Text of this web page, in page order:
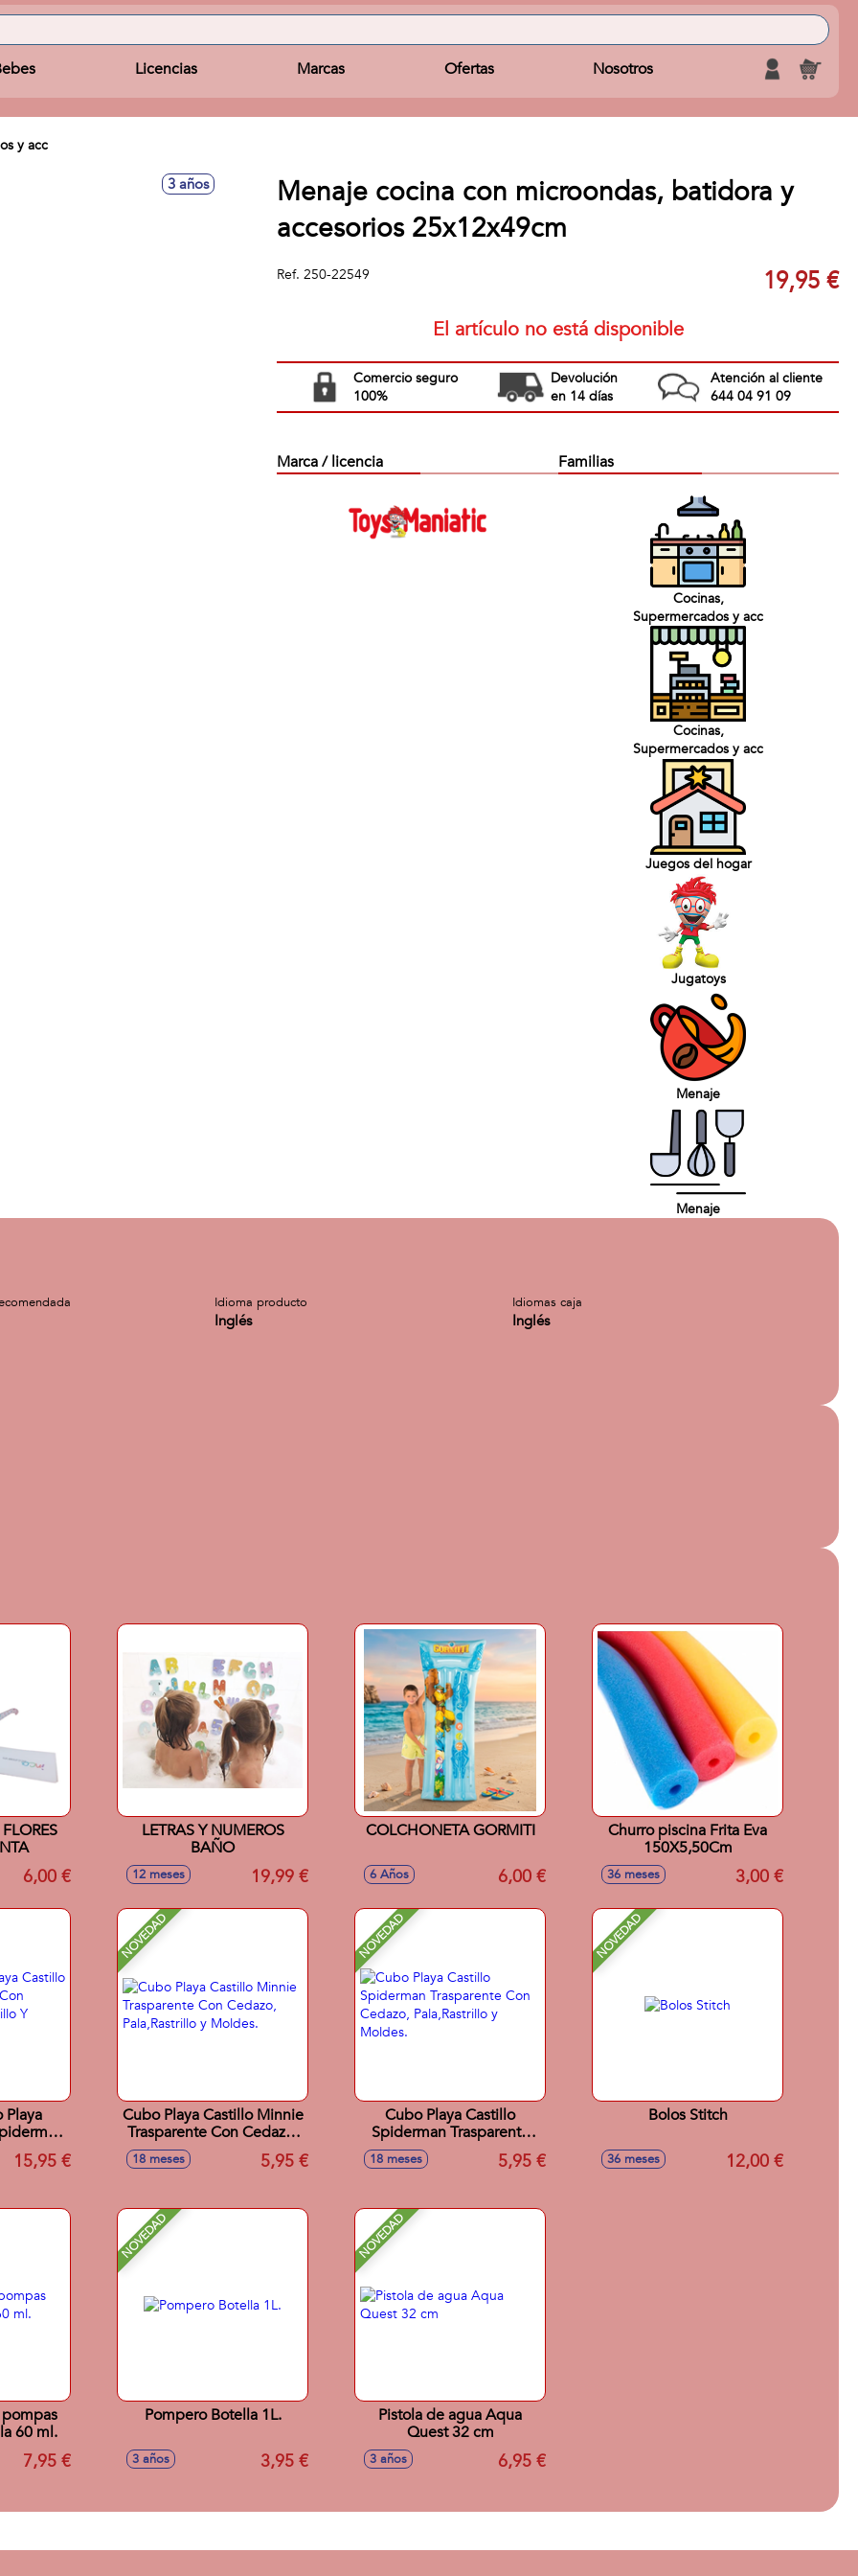
Licencias Marcas Ofertas Nosotros
y acc
3 años
Menaje cocina con microondas, batidora y
accesorios 25x12x49cm
Ref. 250-22549 19,95 €
El artículo no está disponible
Comercio seguro
100%
Devolución
en 14 días
Atención al cliente
644 04 91 09
Marca / licencia Familias
Cocinas,
Supermercados y acc
Cocinas,
Supermercados y acc
Juegos del hogar
Jugatoys
Menaje
Menaje
Idioma producto
Inglés
Idiomas caja
Inglés
6,00 €
LETRAS Y NUMEROS
BAÑO
12 meses 19,99 €
COLCHONETA GORMITI
6 Años 6,00 €
Churro piscina Frita Eva
150X5,50Cm
36 meses 3,00 €
Playa
Rastrillo
15,95 €
NOVEDAD
Cubo Playa Castillo Minnie
Trasparente Con Cedazo,
Pala,Rastrillo y Moldes.
18 meses 5,95 €
NOVEDAD
Cubo Playa Castillo
Spiderman Trasparente
Con Cedazo, Pala,Rastrillo
y Moldes.
18 meses 5,95 €
NOVEDAD
Bolos Stitch
36 meses 12,00 €
60 ml.
7,95 €
NOVEDAD
Pompero Botella 1L.
3 años 3,95 €
NOVEDAD
Pistola de agua Aqua
Quest 32 cm
3 años 6,95 €